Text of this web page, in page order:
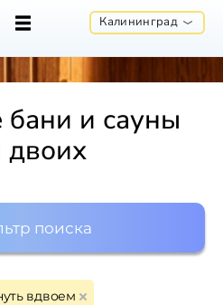
Калининград
и сауны
двоих
поиска
вдвоем